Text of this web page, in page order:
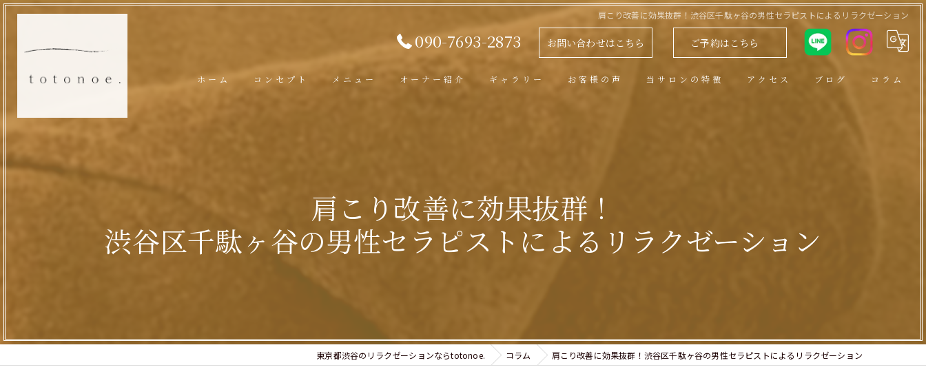
肩こり改善に効果抜群！渋谷区千駄ヶ谷の男性セラピストによるリラクゼーション
090-7693-2873 お問い合わせはこちら ご予約はこちら
ホーム コンセプト メニュー オーナー紹介 ギャラリー お客様の声 当サロンの特徴
リンパ
アクセス ブログ コラム
肩こり改善に効果抜群！
渋谷区千駄ヶ谷の男性セラピストによるリラクゼーション
東京都渋谷のリラクゼーションならtotonoe. コラム 肩こり改善に効果抜群！渋谷区千駄ヶ谷の男性セラピストによるリラクゼーション